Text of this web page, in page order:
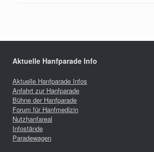
Aktuelle Hanfparade Info
Aktuelle Hanfparade Infos
Anfahrt zur Hanfparade
Bühne der Hanfparade
Forum für Hanfmedizin
Nutzhanfareal
Infostände
Paradewagen